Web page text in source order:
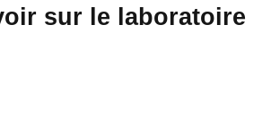
sur le laboratoire